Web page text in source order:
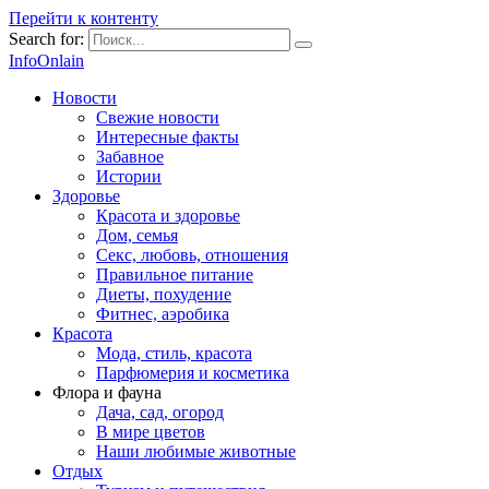
Перейти к контенту
Search for:
InfoOnlain
Новости
Свежие новости
Интересные факты
Забавное
Истории
Здоровье
Красота и здоровье
Дом, семья
Секс, любовь, отношения
Правильное питание
Диеты, похудение
Фитнес, аэробика
Красота
Мода, стиль, красота
Парфюмерия и косметика
Флора и фауна
Дача, сад, огород
В мире цветов
Наши любимые животные
Отдых